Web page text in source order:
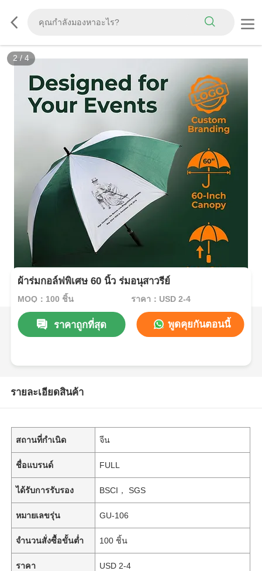
3 / 4
ผ้าร่มกอล์ฟพิเศษ 60 นิ้ว ร่มอนุสาวรีย์
MOQ：100 ชิ้น ราคา：USD 2-4
ราคาถูกที่สุด พูดคุยกันตอนนี้
รายละเอียดสินค้า
สถานที่กำเนิด จีน
ชื่อแบรนด์ FULL
ได้รับการรับรอง BSCI， SGS
หมายเลขรุ่น GU-106
จำนวนสั่งซื้อขั้นต่ำ 100 ชิ้น
ราคา USD 2-4